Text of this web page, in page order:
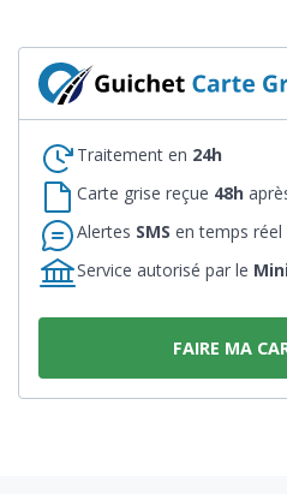
Traitement en 24h
Carte grise reçue 48h
Alertes SMS en temps réel
Service autorisé par le
FAIRE MA